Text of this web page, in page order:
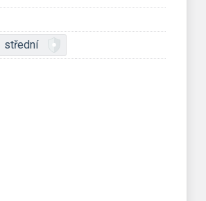
střední